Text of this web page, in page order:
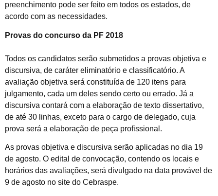
preenchimento pode ser feito em todos os estados, de
acordo com as necessidades.
Provas do concurso da PF 2018
Todos os candidatos serão submetidos a provas objetiva e
discursiva, de caráter eliminatório e classificatório. A
avaliação objetiva será constituída de 120 itens para
julgamento, cada um deles sendo certo ou errado. Já a
discursiva contará com a elaboração de texto dissertativo,
de até 30 linhas, exceto para o cargo de delegado, cuja
prova será a elaboração de peça profissional.
As provas objetiva e discursiva serão aplicadas no dia 19
de agosto. O edital de convocação, contendo os locais e
horários das avaliações, será divulgado na data provável de
9 de agosto no site do Cebraspe.